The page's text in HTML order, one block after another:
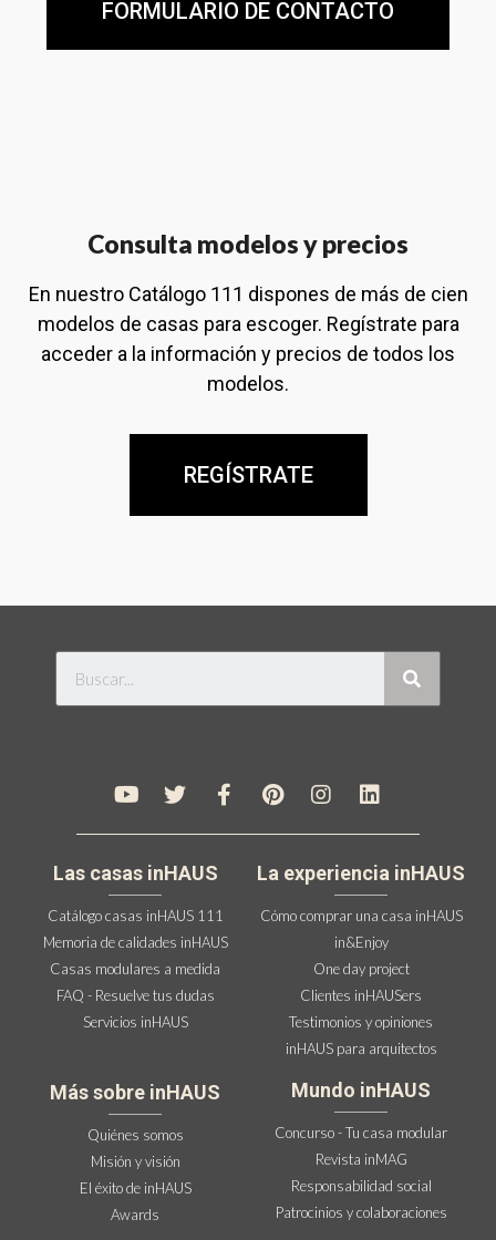
FORMULARIO DE CONTACTO
Consulta modelos y precios
En nuestro Catálogo 111 dispones de más de cien
modelos de casas para escoger. Regístrate para
acceder a la información y precios de todos los
modelos.
REGÍSTRATE
Las casas inHAUS
Catálogo casas inHAUS 111
Memoria de calidades inHAUS
Casas modulares a medida
FAQ - Resuelve tus dudas
Servicios inHAUS
Más sobre inHAUS
Quiénes somos
Misión y visión
El éxito de inHAUS
Awards
La experiencia inHAUS
Cómo comprar una casa inHAUS
in&Enjoy
One day project
Clientes inHAUSers
Testimonios y opiniones
inHAUS para arquitectos
Mundo inHAUS
Concurso - Tu casa modular
Revista inMAG
Responsabilidad social
Patrocinios y colaboraciones